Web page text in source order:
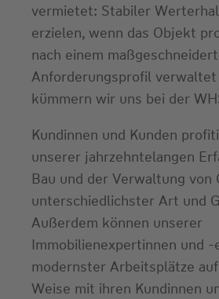
vermietet: Stabiler
erzielen, wenn das Objekt
nach einem
Anforderungsprofil
kümmern wir uns bei der
Kundinnen und Kunden
unserer jahrzehntelangen
Bau und der Verwaltung von
unterschiedlichster Art und
Außerdem können unserer
Immobilienexpertinnen und
modernster Arbeitsplätze
Weise mit ihren Kundinnen